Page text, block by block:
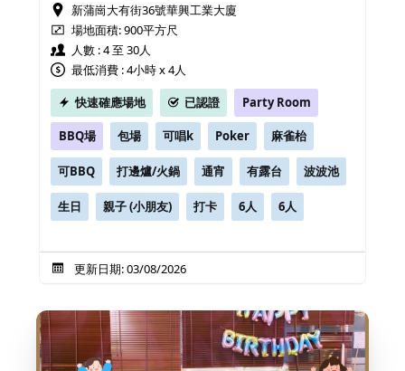
新蒲崗大有街36號華興工業大廈
場地面積:900平方尺
人數 : 4 至 30人
最低消費 : 4小時 x 4人
快速確應場地
已認證 Party Room
BBQ場 包場 可唱k Poker 麻雀枱
可BBQ 打邊爐/火鍋 通宵 有露台 波波池
生日 親子 (小朋友) 打卡 6人 6人
更新日期: 03/08/2026